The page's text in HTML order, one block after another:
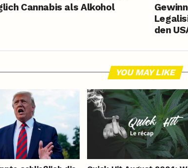
den
Cannabis als Alkohol
YOU MAY LIKE